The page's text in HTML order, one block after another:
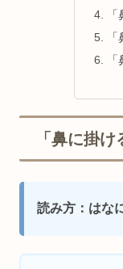
「鼻に掛
読み方：はな